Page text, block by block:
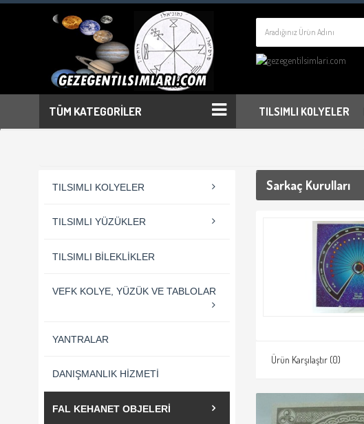
TÜM KATEGORİLER TILSIMLI KOLYELER
TILSIMLI KOLYELER
TILSIMLI YÜZÜKLER
TILSIMLI BILEKLIKLER
VEFK KOLYE, YÜZÜK VE TABLOLAR
YANTRALAR
DANIŞMANLIK HIZMETI
FAL KEHANET OBJELERI
Sarkaç Kurulları
Ürün Karşılaştır (0)